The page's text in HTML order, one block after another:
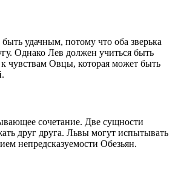
удачным, потому что оба зверька
Однако Лев должен учиться быть
чувствам Овцы, которая может быть
сочетание. Две сущности
друг друга. Львы могут испытывать
непредсказуемости Обезьян.